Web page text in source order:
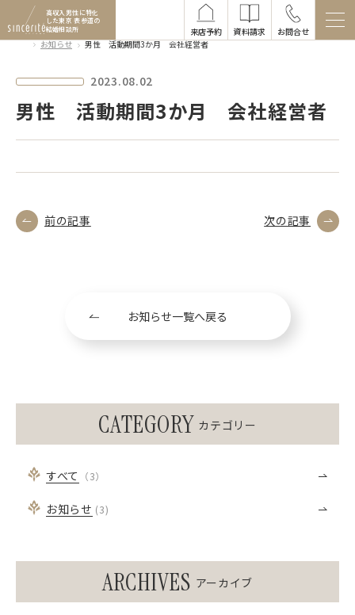
高収入男性に特化
した東京 表参道の
結婚相談所 来店予約 資料請求
お問合せ
お知らせ
男性 活動期間3か月 会社経営者
2023.08.02
男性 活動期間3か月 会社経営者
前の記事 次の記事
お知らせ一覧へ戻る
CATEGORY カテゴリー
すべて （3）
お知らせ (3)
ARCHIVES アーカイブ